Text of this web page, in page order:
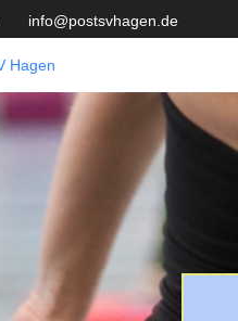
info@postsvhagen.de